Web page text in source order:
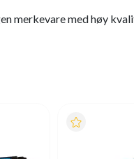
merkevare med høy